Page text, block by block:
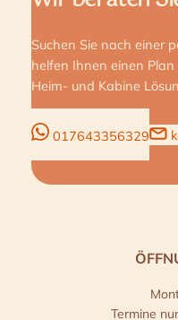
Suchen Sie nach einer
helfen Ihnen einen
Heim- und Kabine
017643356329
Termine